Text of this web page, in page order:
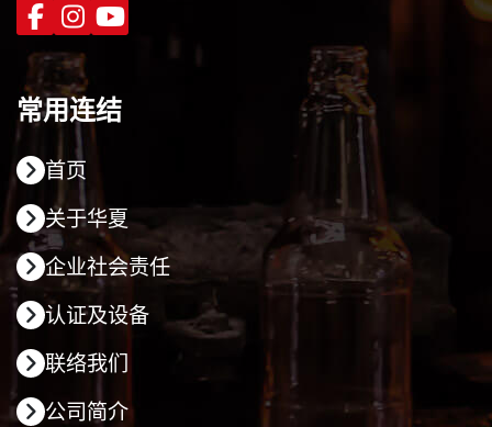
常用连结
首页
关于华夏
企业社会责任
认证及设备
联络我们
公司简介